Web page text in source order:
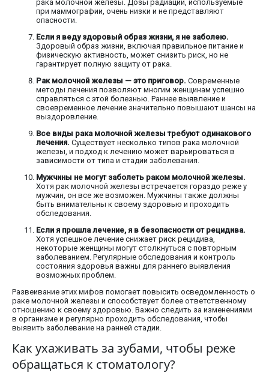
рака молочной железы. Дозы радиации, используемые
при маммографии, очень низки и не представляют
опасности.
Если я веду здоровый образ жизни, я не заболею.
Здоровый образ жизни, включая правильное питание и
физическую активность, может снизить риск, но не
гарантирует полную защиту от рака.
Рак молочной железы — это приговор. Современные
методы лечения позволяют многим женщинам успешно
справляться с этой болезнью. Раннее выявление и
своевременное лечение значительно повышают шансы на
выздоровление.
Все виды рака молочной железы требуют одинакового
лечения. Существует несколько типов рака молочной
железы, и подход к лечению может варьироваться в
зависимости от типа и стадии заболевания.
Мужчины не могут заболеть раком молочной железы.
Хотя рак молочной железы встречается гораздо реже у
мужчин, он все же возможен. Мужчины также должны
быть внимательны к своему здоровью и проходить
обследования.
Если я прошла лечение, я в безопасности от рецидива.
Хотя успешное лечение снижает риск рецидива,
некоторые женщины могут столкнуться с повторным
заболеванием. Регулярные обследования и контроль
состояния здоровья важны для раннего выявления
возможных проблем.
Развеивание этих мифов помогает повысить осведомленность о
раке молочной железы и способствует более ответственному
отношению к своему здоровью. Важно следить за изменениями
в организме и регулярно проходить обследования, чтобы
выявить заболевание на ранней стадии.
Как ухаживать за зубами, чтобы реже
обращаться к стоматологу?